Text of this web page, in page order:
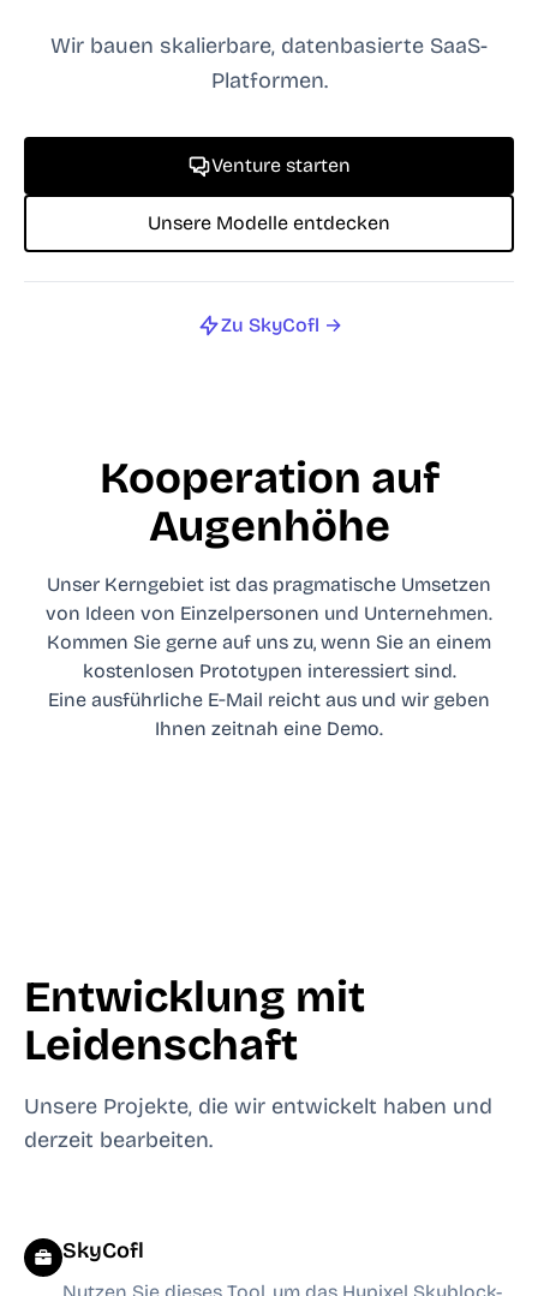
Wir bauen skalierbare, datenbasierte SaaS-
Platformen.
Venture starten
Unsere Modelle entdecken
Zu SkyCofl →
Kooperation auf
Augenhöhe
Unser Kerngebiet ist das pragmatische Umsetzen
von Ideen von Einzelpersonen und Unternehmen.
Kommen Sie gerne auf uns zu, wenn Sie an einem
kostenlosen Prototypen interessiert sind.
Eine ausführliche E‑Mail reicht aus und wir geben
Ihnen zeitnah eine Demo.
Entwicklung mit
Leidenschaft
Unsere Projekte, die wir entwickelt haben und
derzeit bearbeiten.
SkyCofl
Nutzen Sie dieses Tool, um das Hypixel Skyblock-